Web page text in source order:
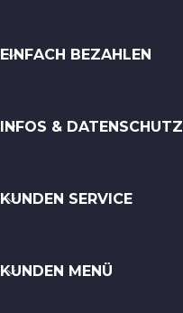
EINFACH BEZAHLEN
INFOS & DATENSCHUTZ
KUNDEN SERVICE
KUNDEN MENÜ